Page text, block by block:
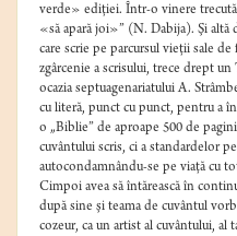
verde» ediţiei. Într-o vinere trecută
«să apară joi»” (N. Dabija). Şi altă
care scrie pe parcursul vieţii sale
zgârcenie a scrisului, trece drept un
ocazia septuagenariatului A.
cu literă, punct cu punct, pentru a
o „Biblie” de aproape 500 de
cuvântului scris, ci a standardelor
autocondamnându-se pe viaţă cu
Cimpoi avea să întărească în
după sine şi teama de cuvântul
cozeur, ca un artist al cuvântului, al